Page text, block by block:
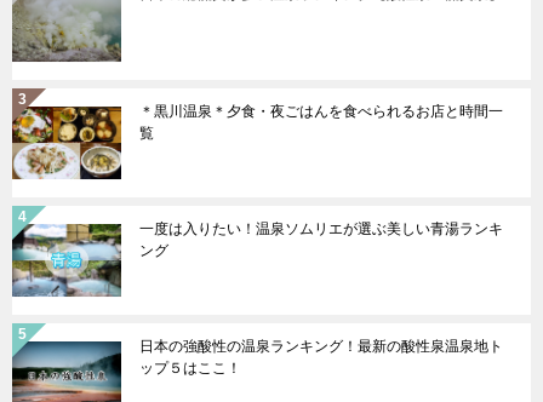
＊黒川温泉＊夕食・夜ごはんを食べられるお店と時間一
覧
一度は入りたい！温泉ソムリエが選ぶ美しい青湯ランキ
ング
日本の強酸性の温泉ランキング！最新の酸性泉温泉地ト
ップ５はここ！